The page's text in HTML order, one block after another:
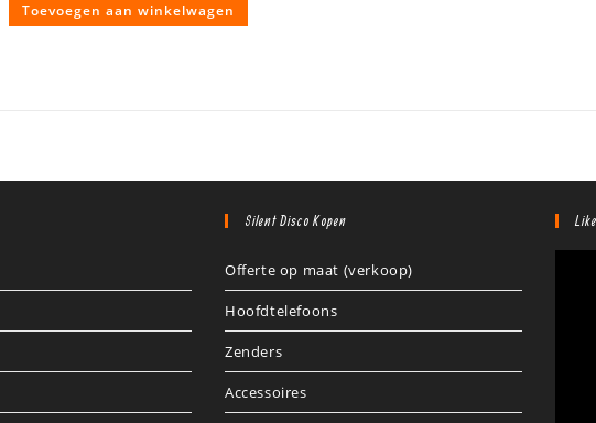
Toevoegen aan winkelwagen
Silent Disco Kopen
Offerte op maat (verkoop)
Hoofdtelefoons
Zenders
Accessoires